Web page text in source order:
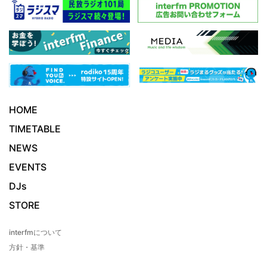
HOME
TIMETABLE
NEWS
EVENTS
DJs
STORE
interfmについて
方針・基準